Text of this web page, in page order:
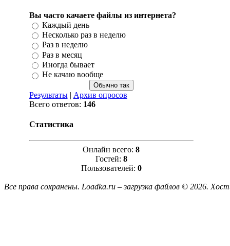
Вы часто качаете файлы из интернета?
Каждый день
Несколько раз в неделю
Раз в неделю
Раз в месяц
Иногда бывает
Не качаю вообще
Результаты| Архив опросов
Всего ответов: 146
Статистика
Онлайн всего: 8
Гостей: 8
Пользователей: 0
Все права сохранены. Loadka.ru – загрузка файлов © 2026.